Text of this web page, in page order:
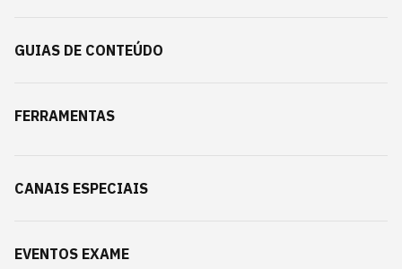
GUIAS DE CONTEÚDO
FERRAMENTAS
CANAIS ESPECIAIS
EVENTOS EXAME